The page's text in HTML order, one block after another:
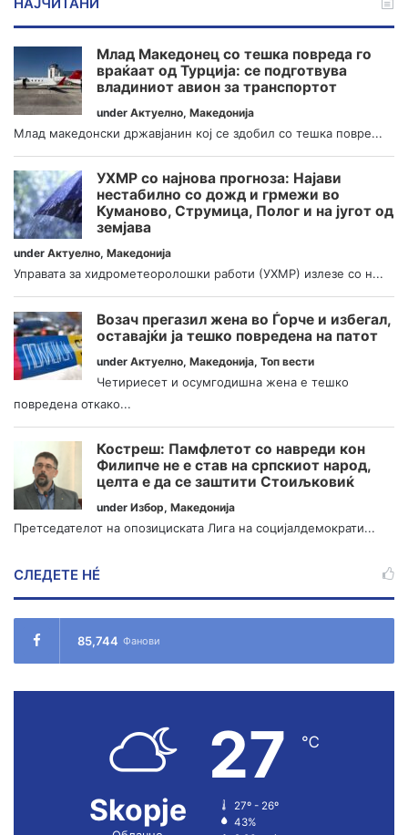
Млад Македонец со тешка повреда го
враќаат од Турција: се подготвува
владиниот авион за транспортот
under Актуелно, Македонија
Млад македонски државјанин кој се здобил со тешка повре...
УХМР со најнова прогноза: Најави
нестабилно со дожд и грмежи во
Куманово, Струмица, Полог и на југот од
земјава
under Актуелно, Македонија
Управата за хидрометеоролошки работи (УХМР) излезе со н...
Возач прегазил жена во Ѓорче и избегал,
оставајќи ја тешко повредена на патот
under Актуелно, Македонија, Топ вести
Четириесет и осумгодишна жена е тешко
повредена откако...
Костреш: Памфлетот со навреди кон
Филипче не е став на српскиот народ,
целта е да се заштити Стоиљковиќ
under Избор, Македонија
Претседателот на опозициската Лига на социјалдемократи...
СЛЕДЕТЕ НÉ
85,744 Фанови
Skopje
27 ℃
27º - 26º
43%